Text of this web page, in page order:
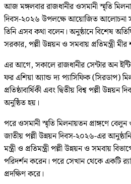
আজ মঙ্গলবার রাজধানীর ওসমানী স্মৃতি
দিবস-২০২৬ উপলক্ষে আয়োজিত আলোচনা
তিনি এসব কথা বলেন। অনুষ্ঠানে বিশেষ
সরকার, পল্লী উন্নয়ন ও সমবায় প্রতিমন্ত্রী
এর আগে, সকালে রাজধানীর সেন্টার অন
ফর এশিয়া অ্যান্ড দ্য প্যাসিফিক (সিরডাপ)
প্রতিষ্ঠাবার্ষিকী এবং দ্বিতীয় বিশ্ব পল্লী
অনুষ্ঠিত হয়।
পরে ওসমানী স্মৃতি মিলনায়তন প্রাঙ্গণে বেলুন
জাতীয় পল্লী উন্নয়ন দিবস-২০২৬-এর
মন্ত্রী ও প্রতিমন্ত্রী পল্লী উন্নয়ন ও সমবায়
পরিদর্শন করেন। পরে সেখান থেকে একটি
প্রদক্ষিণ করে।